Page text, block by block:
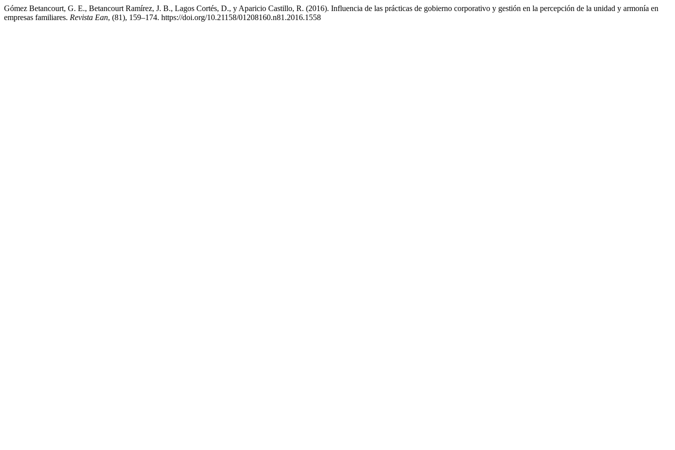
Gómez Betancourt, G. E., Betancourt Ramírez, J. B., Lagos Cortés, D., y Aparicio Castillo, R. (2016). Influencia de las prácticas de gobierno corporativo y gestión en la percepción de la unidad y armonía en
empresas familiares. Revista Ean, (81), 159–174. https://doi.org/10.21158/01208160.n81.2016.1558